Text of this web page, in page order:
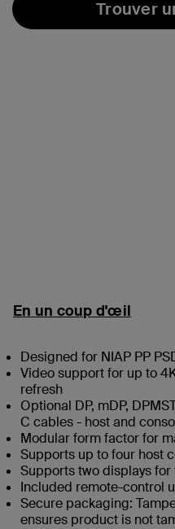
Trouver
En un coup d'œil
Designed for NIAP PP
Video support for up to
refresh
Optional DP, mDP,
C cables - host and
Modular form factor for
Supports up to four host
Supports two displays for
Included remote-control
Secure packaging:
ensures product is not